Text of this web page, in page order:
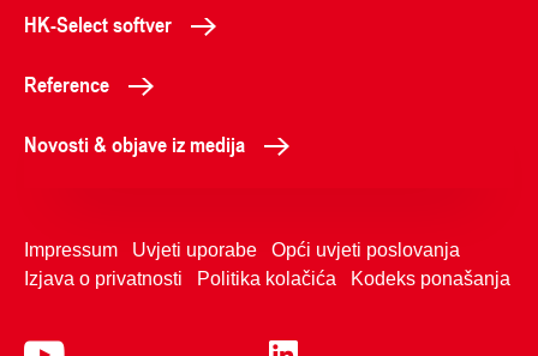
HK-Select softver
Reference
Novosti & objave iz medija
Impressum Uvjeti uporabe
Opći uvjeti poslovanja
Izjava o privatnosti
Politika kolačića Kodeks ponašanja